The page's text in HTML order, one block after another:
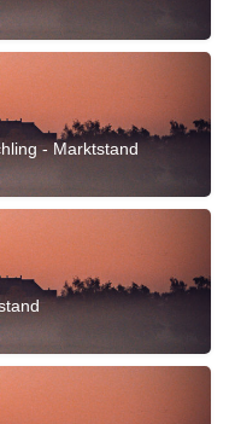
- Marktstand